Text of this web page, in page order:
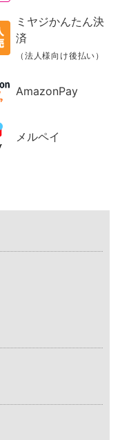
ミヤジかんたん決
済
（法人様向け後払い）
AmazonPay
メルペイ